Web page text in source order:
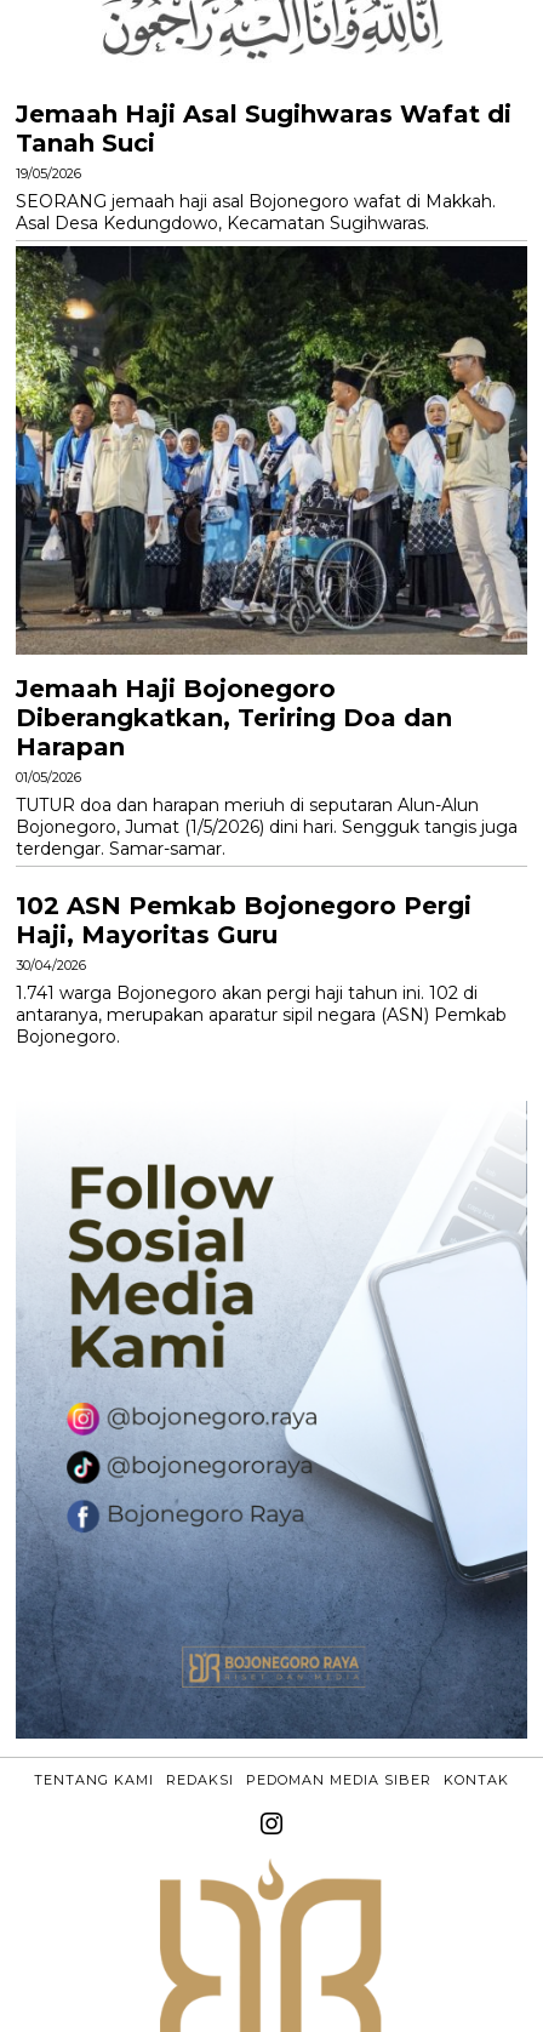
Jemaah Haji Asal Sugihwaras Wafat di
Tanah Suci
19/05/2026
SEORANG jemaah haji asal Bojonegoro wafat di Makkah.
Asal Desa Kedungdowo, Kecamatan Sugihwaras.
Jemaah Haji Bojonegoro
Diberangkatkan, Teriring Doa dan
Harapan
01/05/2026
TUTUR doa dan harapan meriuh di seputaran Alun-Alun
Bojonegoro, Jumat (1/5/2026) dini hari. Sengguk tangis juga
terdengar. Samar-samar.
102 ASN Pemkab Bojonegoro Pergi
Haji, Mayoritas Guru
30/04/2026
1.741 warga Bojonegoro akan pergi haji tahun ini. 102 di
antaranya, merupakan aparatur sipil negara (ASN) Pemkab
Bojonegoro.
TENTANG KAMI REDAKSI PEDOMAN MEDIA SIBER KONTAK